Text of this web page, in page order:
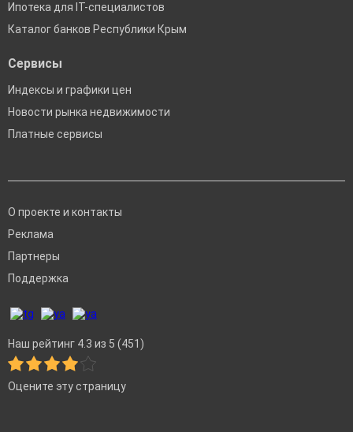
Ипотека для IT-специалистов
Каталог банков Республики Крым
Сервисы
Индексы и графики цен
Новости рынка недвижимости
Платные сервисы
О проекте и контакты
Реклама
Партнеры
Поддержка
Наш рейтинг 4.3 из 5 (451)
Оцените эту страницу